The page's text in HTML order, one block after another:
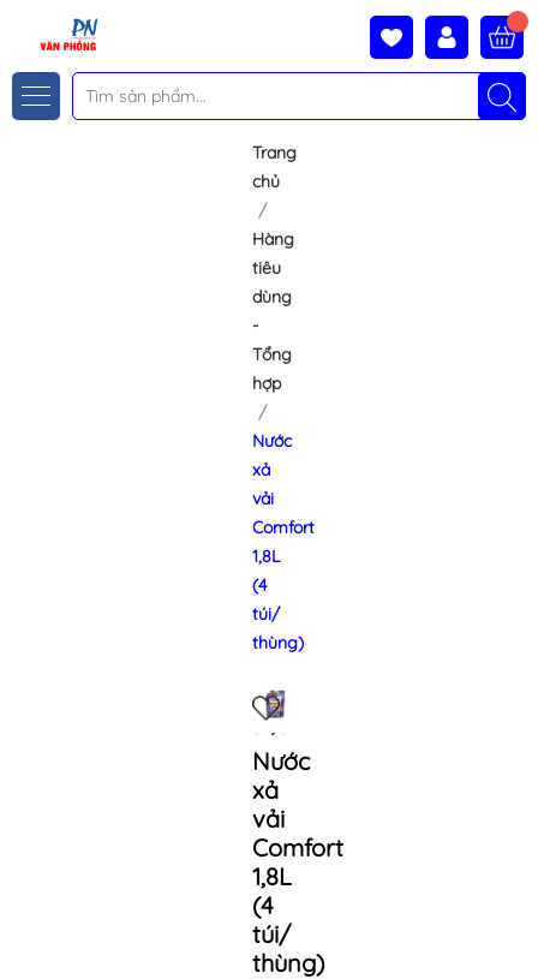
Trang
chủ
Hàng
tiêu
dùng
-
Tổng
hợp
Nước
xả
vải
Comfort
1,8L
(4
túi/
thùng)
Nước
xả
vải
Comfort
1,8L
(4
túi/
thùng)